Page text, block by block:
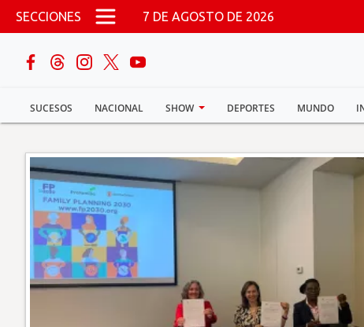
Pasar al contenido principal
SECCIONES 7 DE AGOSTO DE 2026
SUCESOS NACIONAL SHOW DEPORTES MUNDO
buscar
Sucesos
Nacional
Política
Show
Deportes